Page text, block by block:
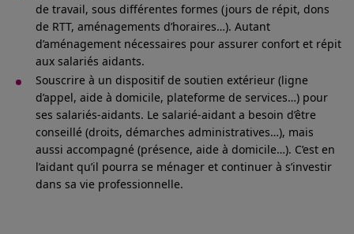
de travail, sous différentes formes (jours de répit, dons
de RTT, aménagements d’horaires…). Autant
d’aménagement nécessaires pour assurer confort et répit
aux salariés aidants.
Souscrire à un dispositif de soutien extérieur (ligne
d’appel, aide à domicile, plateforme de services…) pour
ses salariés-aidants. Le salarié-aidant a besoin d’être
conseillé (droits, démarches administratives…), mais
aussi accompagné (présence, aide à domicile…). C’est en
l’aidant qu’il pourra se ménager et continuer à s’investir
dans sa vie professionnelle.